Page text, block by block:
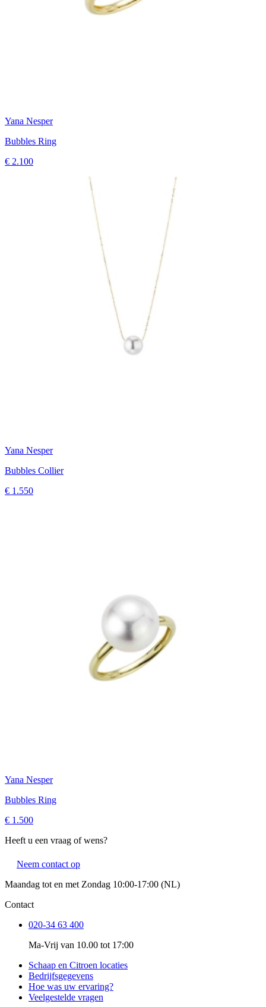
Yana Nesper
Bubbles Ring
€ 2.100
Yana Nesper
Bubbles Collier
€ 1.550
Yana Nesper
Bubbles Ring
€ 1.500
Heeft u een vraag of wens?
Neem contact op
Maandag tot en met Zondag 10:00-17:00 (NL)
Contact
020-34 63 400
Ma-Vrij van 10.00 tot 17:00
Schaap en Citroen locaties
Bedrijfsgegevens
Hoe was uw ervaring?
Veelgestelde vragen